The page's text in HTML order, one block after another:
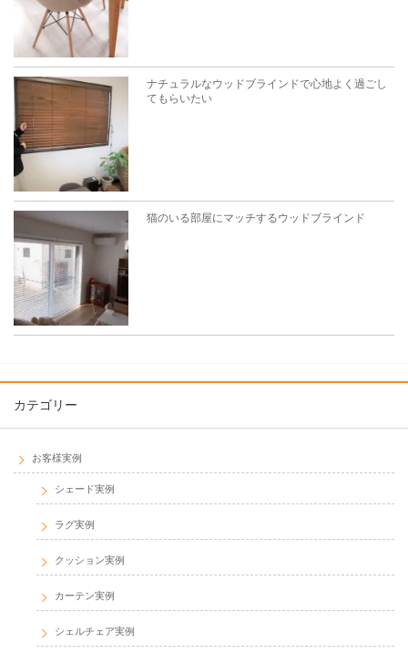
ナチュラルなウッドブラインドで心地よく過ごし
てもらいたい
猫のいる部屋にマッチするウッドブラインド
カテゴリー
お客様実例
シェード実例
ラグ実例
クッション実例
カーテン実例
シェルチェア実例